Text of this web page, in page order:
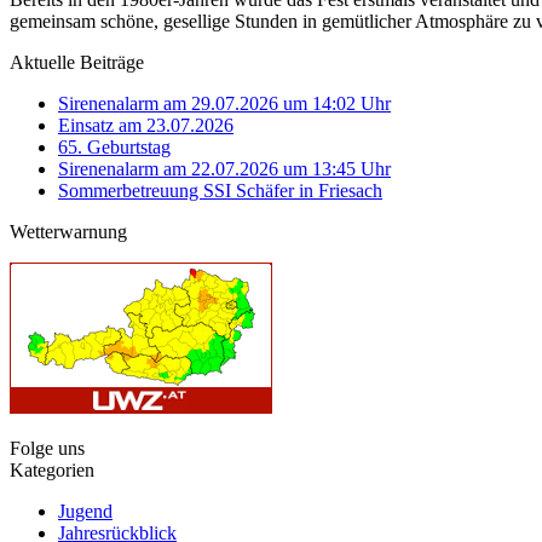
gemeinsam schöne, gesellige Stunden in gemütlicher Atmosphäre zu
Aktuelle Beiträge
Sirenenalarm am 29.07.2026 um 14:02 Uhr
Einsatz am 23.07.2026
65. Geburtstag
Sirenenalarm am 22.07.2026 um 13:45 Uhr
Sommerbetreuung SSI Schäfer in Friesach
Wetterwarnung
Folge uns
Kategorien
Jugend
Jahresrückblick